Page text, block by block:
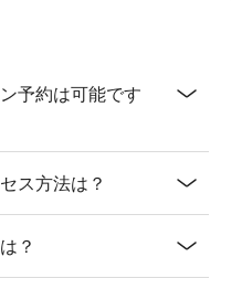
予約は可能です
ス方法は？
？